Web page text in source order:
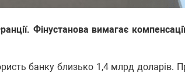
Фінустанова вимагає
банку близько 1,4 млрд доларів.